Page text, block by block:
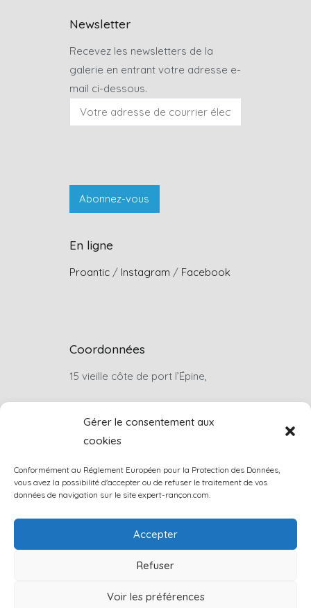
Gérer le consentement aux
cookies
Conformément au Réglement Européen pour la Protection des Données,
vous avez la possibilité d'accepter ou de refuser le traitement de vos
données de navigation sur le site expert-rançon.com.
Accepter
Refuser
Voir les préférences
Newsletter
Recevez les newsletters de la
galerie en entrant votre adresse e-
mail ci-dessous.
En ligne
Proantic / Instagram / Facebook
Coordonnées
15 vieille côte de port l’Épine,
Sur rendez-vous uniquement
louis.rancon@wanadoo.fr
+33(0)6 07 46 74 57
Contactez-nous